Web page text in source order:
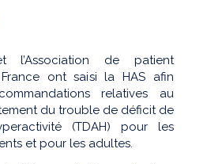
l’Association de patient
France ont saisi la HAS afin
relatives au
du trouble de déficit de
(TDAH) pour les
et pour les adultes.